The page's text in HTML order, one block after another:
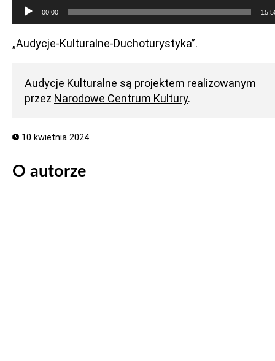
Odtwarzacz
plików
dźwiękowych
00:00
„Audycje-Kulturalne-Duchoturystyka”.
Audycje Kulturalne są projektem realizowanym
przez Narodowe Centrum Kultury.
10 kwietnia 2024
O autorze